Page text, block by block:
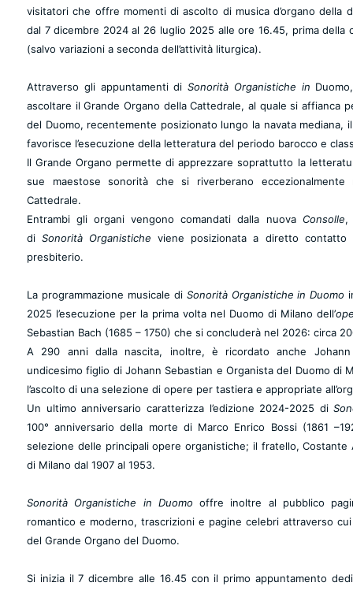
visitatori che offre momenti di ascolto di musica d’organo della
dal 7 dicembre 2024 al 26 luglio 2025 alle ore 16.45, prima della
(salvo variazioni a seconda dell’attività liturgica).
Attraverso gli appuntamenti diSonorità Organistiche in
ascoltare il Grande Organo della Cattedrale, al quale si affianca
del Duomo, recentemente posizionato lungo la navata mediana,
favorisce l’esecuzione della letteratura del periodo barocco e
Il Grande Organo permette di apprezzare soprattutto la
sue maestose sonorità che si riverberano eccezionalmente
Cattedrale.
Entrambi gli organi vengono comandati dalla nuova Consolle,
diSonorità Organistiche viene posizionata a diretto contatto
presbiterio.
La programmazione musicale di Sonorità Organistiche in Duomo
2025 l’esecuzione per la prima volta nel Duomo di Milano dell’
Sebastian Bach (1685 – 1750) che si concluderà nel 2026: circa
A 290 anni dalla nascita, inoltre, è ricordato anche
undicesimo figlio di Johann Sebastian e Organista del Duomo di
l’ascolto di una selezione di opere per tastiera e appropriate
Un ultimo anniversario caratterizza l’edizione 2024-2025 di
100° anniversario della morte di Marco Enrico Bossi(1861
selezione delle principali opere organistiche; il fratello, Costante
di Milano dal 1907 al 1953.
Sonorità Organistiche in Duomo offre inoltre al pubblico
romantico e moderno, trascrizioni e pagine celebri attraverso
del Grande Organo del Duomo.
Si inizia il 7 dicembre alle 16.45 con il primo appuntamento